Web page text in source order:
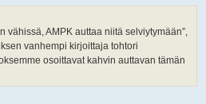
vähissä, AMPK auttaa niitä selviytymään”,
vanhempi kirjoittaja tohtori
osoittavat kahvin auttavan tämän